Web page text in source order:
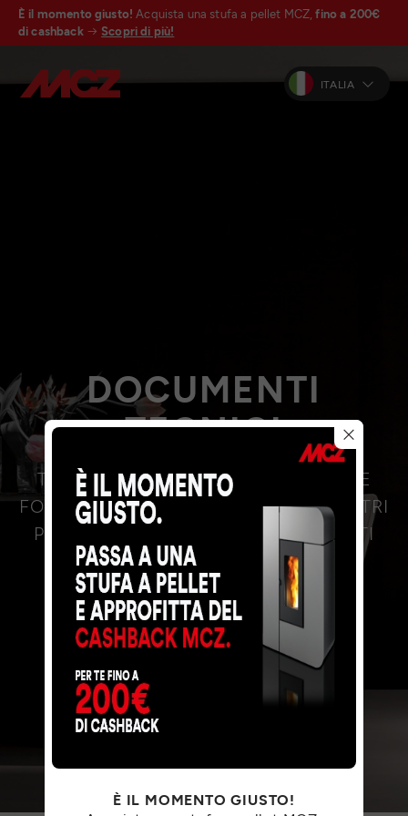
È il momento giusto! Acquista una stufa a pellet MCZ, fino a 200€
di cashback
Scopri di più!
ITALIA
DOCUMENTI
TECNICI
TUTTI I DOCUMENTI, I MANUALI E LE
FOTO IN ALTA RISOLUZIONE DEI NOSTRI
PRODOTTI SONO SCARICABILI QUI. TI
BASTA SCEGLIERE UN PRODOTTO.
È IL MOMENTO GIUSTO!